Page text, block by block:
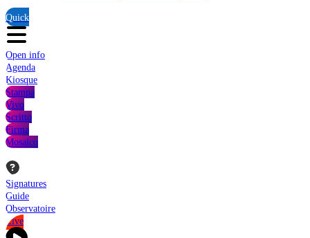
Quick
Open info
Agenda
Kiosque
Stampa
Vivo
Scritto
Firma
Mosaico
Signatures
Guide
Observatoire
Live